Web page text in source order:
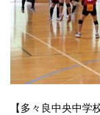
【多々良中央中学